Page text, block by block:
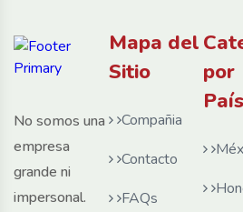
No somos una
empresa
grande ni
impersonal.
Mapa del
Sitio
Compañia
Contacto
FAQs
por